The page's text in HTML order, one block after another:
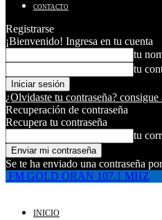
CONTACTO
Registrarse
¡Bienvenido! Ingresa en tu cuenta
tu
tu
¿Olvidaste tu contraseña? consigue
Recuperación de contraseña
Recupera tu contraseña
tu
Se te ha enviado una contraseña
FM GOLD ORAN 107.1 MHZ
INICIO